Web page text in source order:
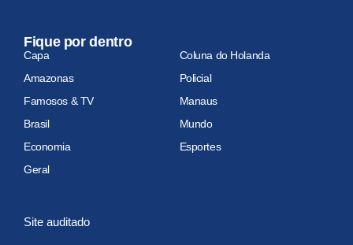
Fique por dentro
Capa
Coluna do Holanda
Amazonas
Policial
Famosos & TV
Manaus
Brasil
Mundo
Economia
Esportes
Geral
Site auditado